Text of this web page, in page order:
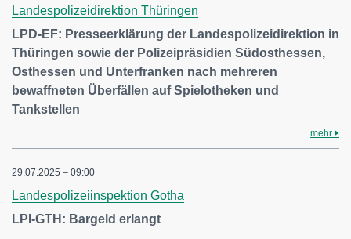
Landespolizeidirektion Thüringen
LPD-EF: Presseerklärung der Landespolizeidirektion in
Thüringen sowie der Polizeipräsidien Südosthessen,
Osthessen und Unterfranken nach mehreren
bewaffneten Überfällen auf Spielotheken und
Tankstellen
mehr
29.07.2025 – 09:00
Landespolizeiinspektion Gotha
LPI-GTH: Bargeld erlangt